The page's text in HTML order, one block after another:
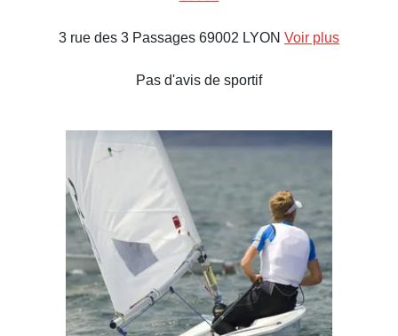
3 rue des 3 Passages 69002 LYON Voir plus
Pas d'avis de sportif